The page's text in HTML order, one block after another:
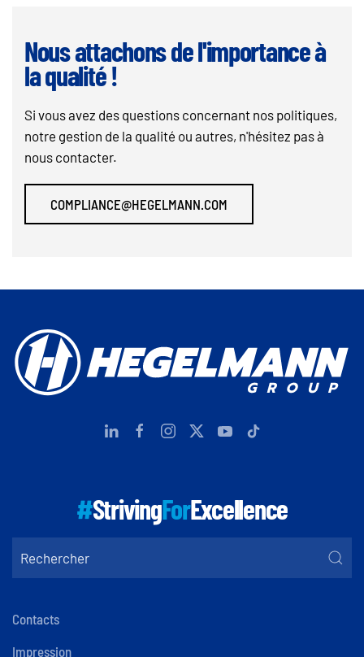
Nous attachons de l'importance à
la qualité !
Si vous avez des questions concernant nos politiques,
notre gestion de la qualité ou autres, n'hésitez pas à
nous contacter.
COMPLIANCE@HEGELMANN.COM
#StrivingForExcellence
Contacts
Impression